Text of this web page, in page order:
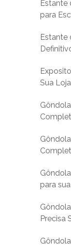
Estante
para
Estante
Sua
para
Precisa